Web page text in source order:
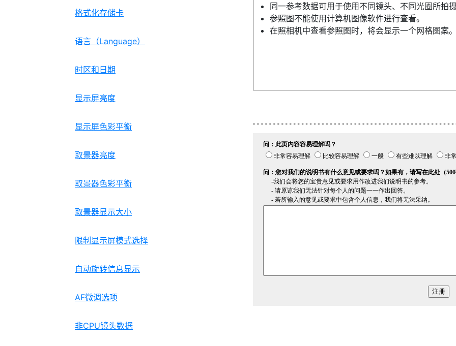
格式化存储卡
语言（Language）
时区和日期
显示屏亮度
显示屏色彩平衡
取景器亮度
取景器色彩平衡
取景器显示大小
限制显示屏模式选择
自动旋转信息显示
AF微调选项
非CPU镜头数据
同一参考数据可用于使用不同镜头、不同光圈所拍
参照图不能使用计算机图像软件进行查看。
在照相机中查看参照图时，将会显示一个网格图案